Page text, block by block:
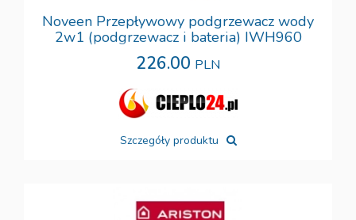
Noveen Przepływowy podgrzewacz wody
2w1 (podgrzewacz i bateria) IWH960
226.00 PLN
Szczegóły produktu